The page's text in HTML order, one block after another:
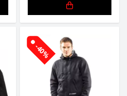
-40%